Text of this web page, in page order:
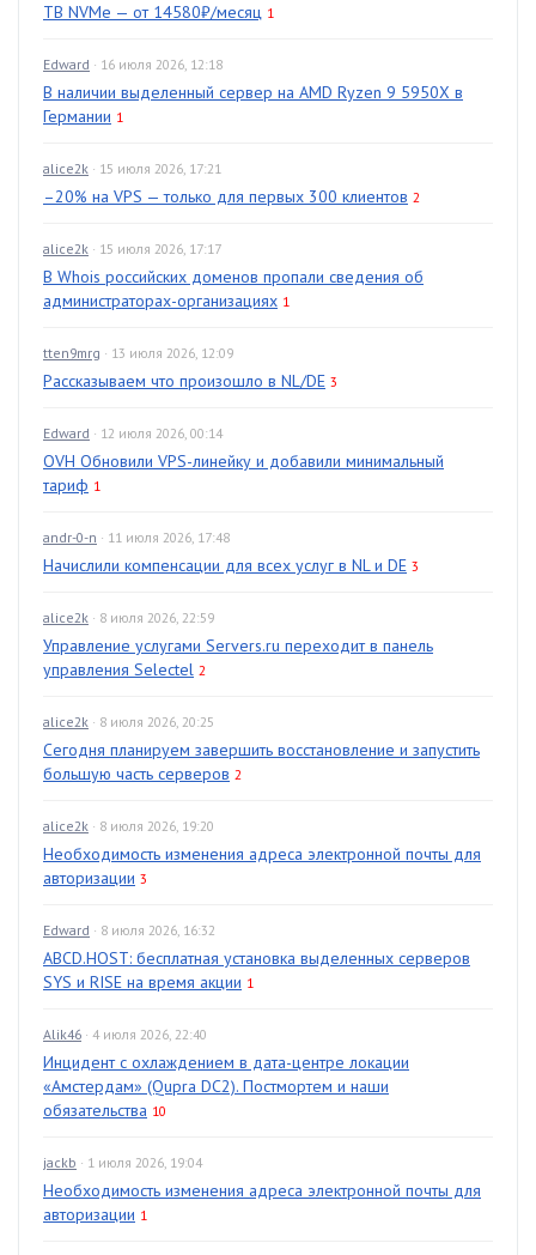
TB NVMe — от 14580₽/месяц 1
Edward · 16 июля 2026, 12:18
В наличии выделенный сервер на AMD Ryzen 9 5950X в
Германии 1
alice2k · 15 июля 2026, 17:21
–20% на VPS — только для первых 300 клиентов 2
alice2k · 15 июля 2026, 17:17
В Whois российских доменов пропали сведения об
администраторах-организациях 1
tten9mrg · 13 июля 2026, 12:09
Рассказываем что произошло в NL/DE 3
Edward · 12 июля 2026, 00:14
OVH Обновили VPS-линейку и добавили минимальный
тариф 1
andr-0-n · 11 июля 2026, 17:48
Начислили компенсации для всех услуг в NL и DE 3
alice2k · 8 июля 2026, 22:59
Управление услугами Servers.ru переходит в панель
управления Selectel 2
alice2k · 8 июля 2026, 20:25
Сегодня планируем завершить восстановление и запустить
большую часть серверов 2
alice2k · 8 июля 2026, 19:20
Необходимость изменения адреса электронной почты для
авторизации 3
Edward · 8 июля 2026, 16:32
ABCD.HOST: бесплатная установка выделенных серверов
SYS и RISE на время акции 1
Alik46 · 4 июля 2026, 22:40
Инцидент с охлаждением в дата-центре локации
«Амстердам» (Qupra DC2). Постмортем и наши
обязательства 10
jackb · 1 июля 2026, 19:04
Необходимость изменения адреса электронной почты для
авторизации 1